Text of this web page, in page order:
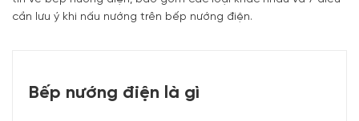
cần lưu ý khi nấu nướng trên bếp nướng điện.
Bếp nướng điện là gì